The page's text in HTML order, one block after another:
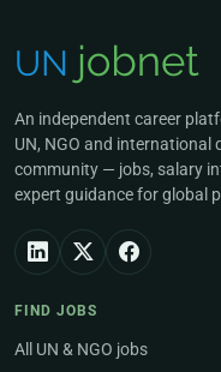
An independent career
UN, NGO and international
community — jobs, salary
expert guidance for global
FIND JOBS
All UN & NGO jobs